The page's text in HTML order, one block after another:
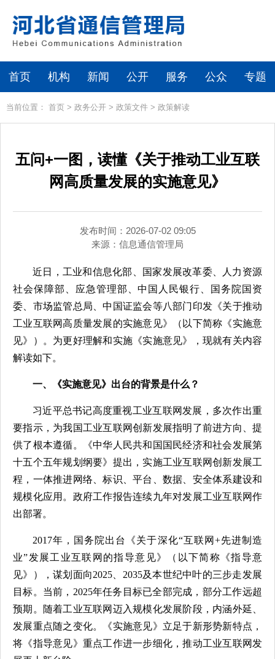
首页 机构 新闻 公开 服务 公众 专题
当前位置： 首页 > 政务公开 > 政策文件 > 政策解读
五问+一图，读懂《关于推动工业互联
网高质量发展的实施意见》
发布时间：2026-07-02 09:05
来源： 信息通信管理局
近日，工业和信息化部、国家发展改革委、人力资源
社会保障部、应急管理部、中国人民银行、国务院国资
委、市场监管总局、中国证监会等八部门印发《关于推动
工业互联网高质量发展的实施意见》（以下简称《实施意
见》）。为更好理解和实施《实施意见》，现就有关内容
解读如下。
一、《实施意见》出台的背景是什么？
习近平总书记高度重视工业互联网发展，多次作出重
要指示，为我国工业互联网创新发展指明了前进方向、提
供了根本遵循。《中华人民共和国国民经济和社会发展第
十五个五年规划纲要》提出，实施工业互联网创新发展工
程，一体推进网络、标识、平台、数据、安全体系建设和
规模化应用。政府工作报告连续九年对发展工业互联网作
出部署。
2017年，国务院出台《关于深化“互联网+先进制造
业”发展工业互联网的指导意见》（以下简称《指导意
见》），谋划面向2025、2035及本世纪中叶的三步走发展
目标。当前，2025年任务目标已全部完成，部分工作远超
预期。随着工业互联网迈入规模化发展阶段，内涵外延、
发展重点随之变化。《实施意见》立足于新形势新特点，
将《指导意见》重点工作进一步细化，推动工业互联网发